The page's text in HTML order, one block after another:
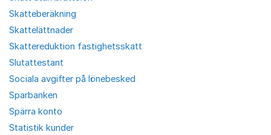
Skatteberäkning
Skattelättnader
Skattereduktion fastighetsskatt
Slutattestant
Sociala avgifter på lönebesked
Sparbanken
Spärra konto
Statistik kunder